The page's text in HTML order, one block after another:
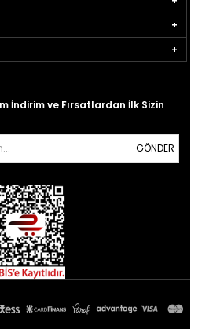
İndirim ve Fırsatlardan İlk Sizin
GÖNDER